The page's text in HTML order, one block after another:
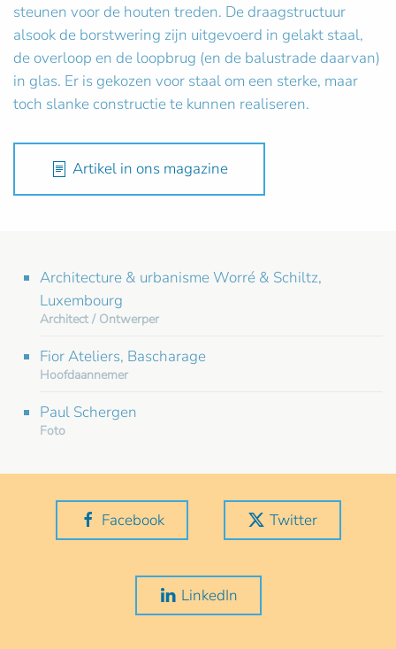
steunen voor de houten treden. De draagstructuur
alsook de borstwering zijn uitgevoerd in gelakt staal,
de overloop en de loopbrug (en de balustrade daarvan)
in glas. Er is gekozen voor staal om een sterke, maar
toch slanke constructie te kunnen realiseren.
Artikel in ons magazine
Architecture & urbanisme Worré & Schiltz,
Luxembourg
Architect / Ontwerper
Fior Ateliers, Bascharage
Hoofdaannemer
Paul Schergen
Foto
Facebook Twitter
LinkedIn